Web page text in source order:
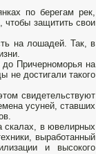
по берегам рек,
чтобы защитить свои
на лошадей. Так, в
до Причерноморья на
не достигали такого
свидетельствуют
усуней, ставших
скалах, в ювелирных
выработанный
и высокого